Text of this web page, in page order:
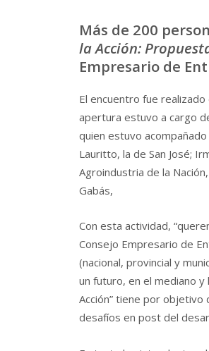
Más de 200
la Acción:
Empresario de
El encuentro fue
apertura estuvo a cargo
quien estuvo
Lauritto, la de San José;
Agroindustria de la
Gabás,
Con esta actividad,
Consejo Empresario de
(nacional, provincial y
un futuro, en el mediano y
Acción” tiene por
desafíos en post del